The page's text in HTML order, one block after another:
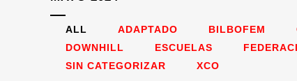
ALL ADAPTADO BILBOFEM
DOWNHILL
ESCUELAS
SIN CATEGORIZAR
XCO